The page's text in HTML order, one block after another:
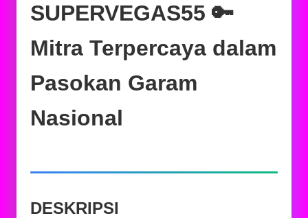
SUPERVEGAS55 🔑
Mitra Terpercaya dalam
Pasokan Garam
Nasional
DESKRIPSI